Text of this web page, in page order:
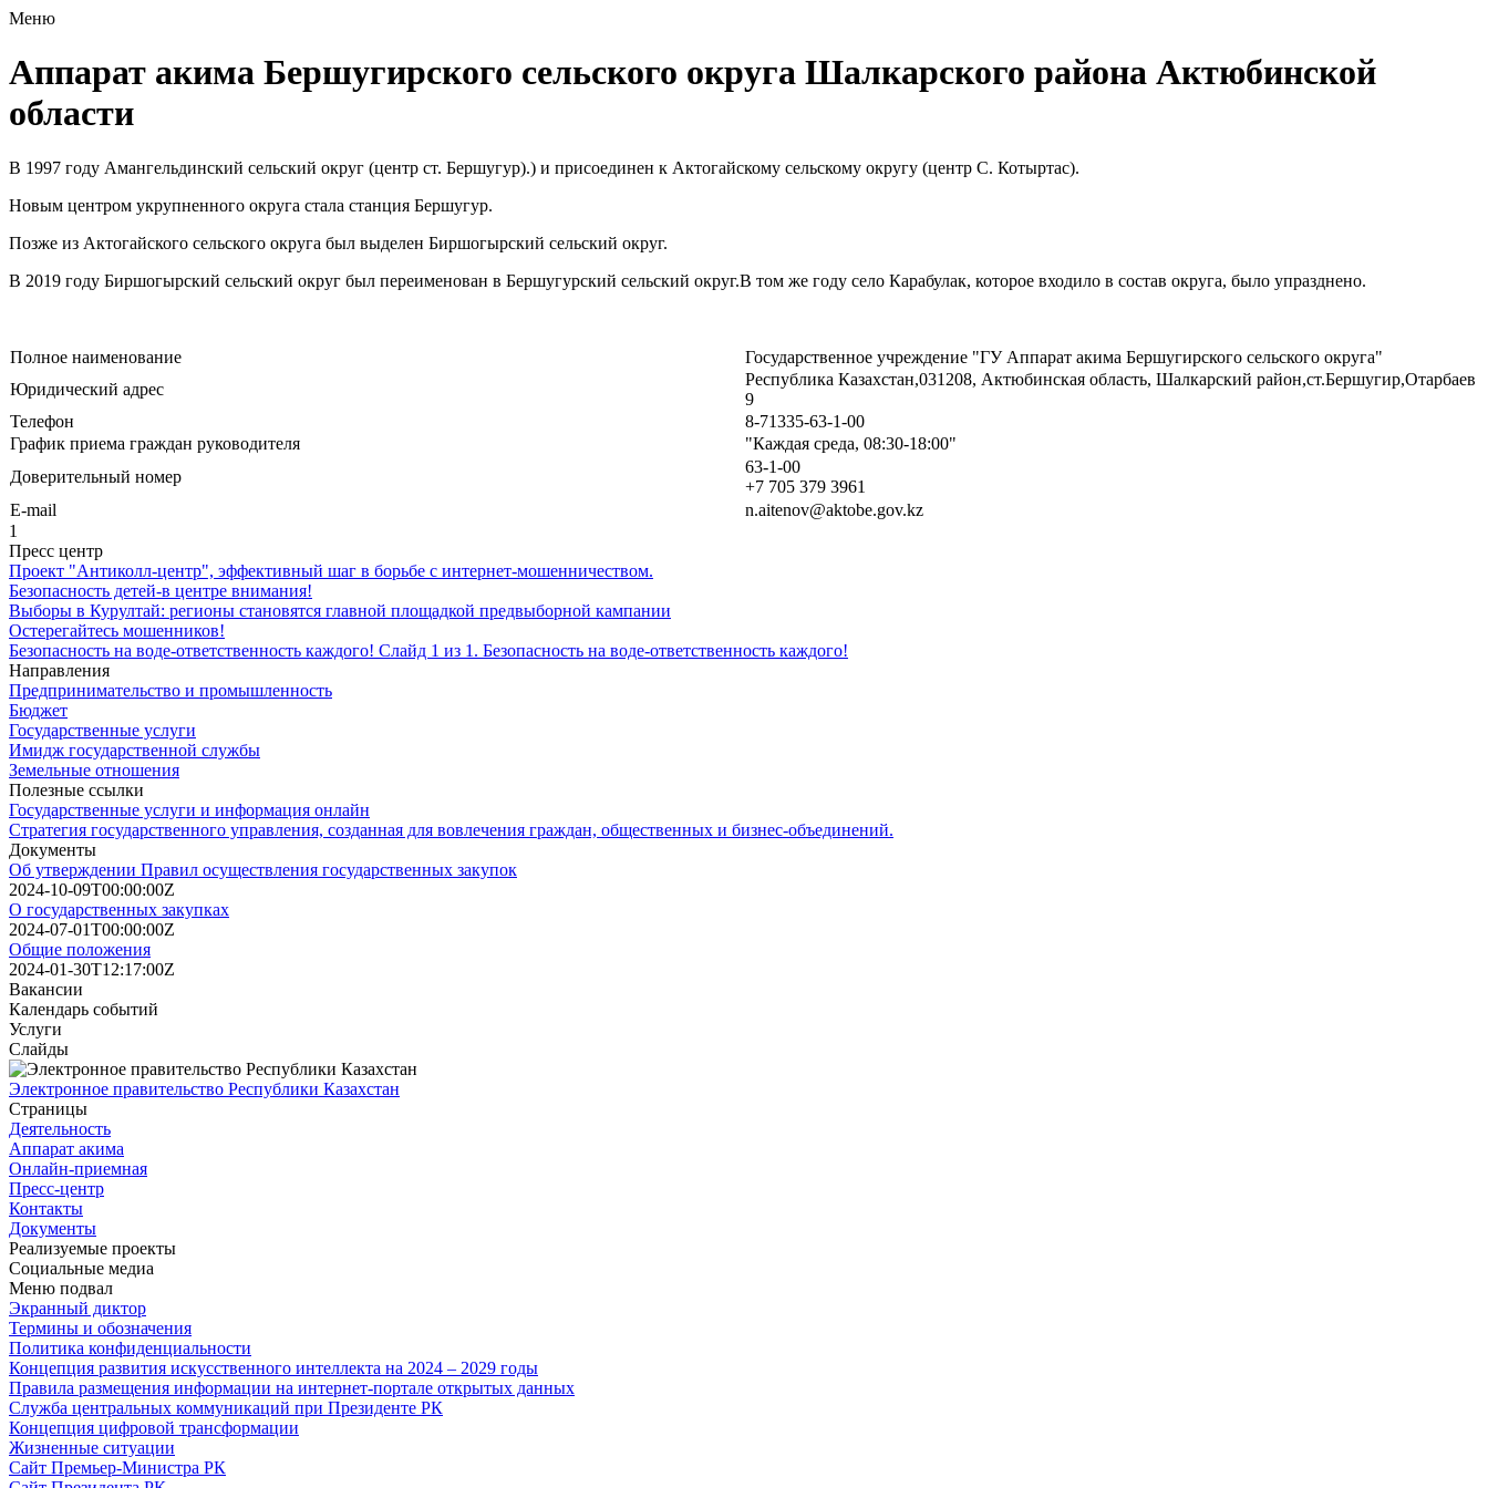
Меню
Аппарат акима Бершугирского сельского округа Шалкарского района Актюбинской
области
В 1997 году Амангельдинский сельский округ (центр ст. Бершугур).) и присоединен к Актогайскому сельскому округу (центр С. Котыртас).
Новым центром укрупненного округа стала станция Бершугур.
Позже из Актогайского сельского округа был выделен Биршогырский сельский округ.
В 2019 году Биршогырский сельский округ был переименован в Бершугурский сельский округ.В том же году село Карабулак, которое входило в состав округа, было упразднено.
Полное наименование
Государственное учреждение "ГУ Аппарат акима Бершугирского сельского округа"
Юридический адрес
Республика Казахстан,031208, Актюбинская область, Шалкарский район,ст.Бершугир,Отарбаев
9
Телефон
8-71335-63-1-00
График приема граждан руководителя
"Каждая среда, 08:30-18:00"
Доверительный номер
63-1-00
+7 705 379 3961
E-mail
n.aitenov@aktobe.gov.kz
1
Пресс центр
Проект "Антиколл-центр", эффективный шаг в борьбе с интернет-мошенничеством.
Безопасность детей-в центре внимания!
Выборы в Курултай: регионы становятся главной площадкой предвыборной кампании
Остерегайтесь мошенников!
Безопасность на воде-ответственность каждого! Слайд 1 из 1. Безопасность на воде-ответственность каждого!
Направления
Предпринимательство и промышленность
Бюджет
Государственные услуги
Имидж государственной службы
Земельные отношения
Полезные ссылки
Государственные услуги и информация онлайн
Стратегия государственного управления, созданная для вовлечения граждан, общественных и бизнес-объединений.
Документы
Об утверждении Правил осуществления государственных закупок
2024-10-09T00:00:00Z
О государственных закупках
2024-07-01T00:00:00Z
Общие положения
2024-01-30T12:17:00Z
Вакансии
Календарь событий
Услуги
Слайды
Электронное правительство Республики Казахстан
Страницы
Деятельность
Аппарат акима
Онлайн-приемная
Пресс-центр
Контакты
Документы
Реализуемые проекты
Социальные медиа
Меню подвал
Экранный диктор
Термины и обозначения
Политика конфиденциальности
Концепция развития искусственного интеллекта на 2024 – 2029 годы
Правила размещения информации на интернет-портале открытых данных
Служба центральных коммуникаций при Президенте РК
Концепция цифровой трансформации
Жизненные ситуации
Сайт Премьер-Министра РК